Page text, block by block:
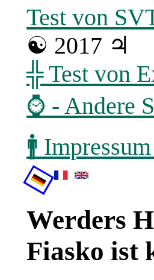
Test von
☯ 2017 ♃
╬ Test von
⌚ - Andere
🚹
Werders
Fiasko ist